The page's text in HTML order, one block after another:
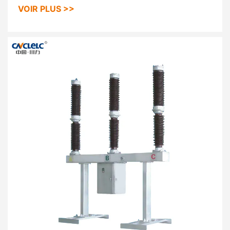
la chaleur, et peut être séparé du boîtier de
facilite la maintenance.
VOIR PLUS >>